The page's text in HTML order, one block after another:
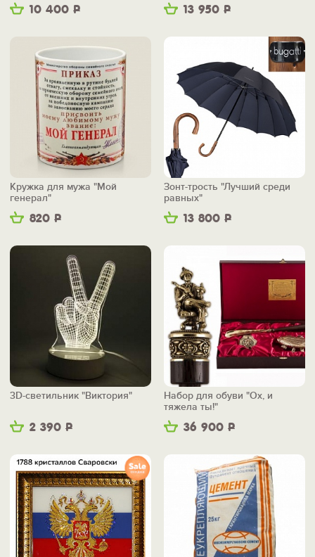
10 400 Р 13 950 Р
820 Р
Кружка для мужа "Мой
генерал"
13 800 Р
Зонт-трость "Лучший среди
равных"
2 390 Р
3D-светильник "Виктория"
36 900 Р
Набор для обуви "Ох, и
тяжела ты!"